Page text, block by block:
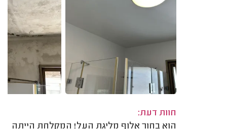
חוות דעת:
הוא בחור אלוף מליגת העל! המקלחת הייתה